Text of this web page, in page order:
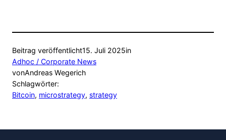
Beitrag veröffentlicht15. Juli 2025in
Adhoc / Corporate News
vonAndreas Wegerich
Schlagwörter:
Bitcoin, microstrategy, strategy